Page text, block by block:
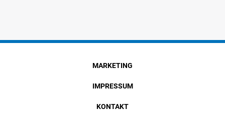
MARKETING
IMPRESSUM
KONTAKT